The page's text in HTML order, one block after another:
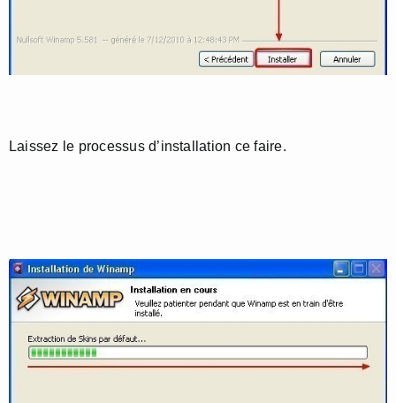
Laissez le processus d’installation ce faire.